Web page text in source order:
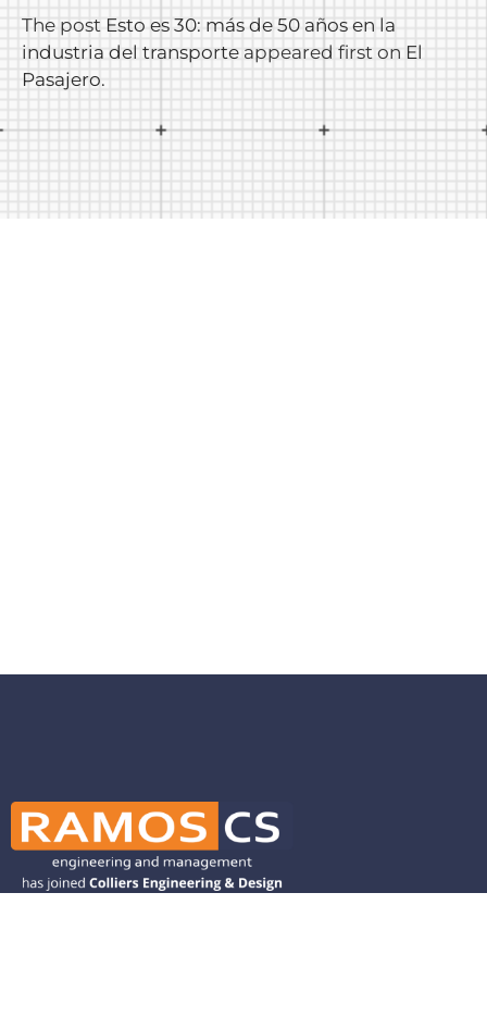
The post Esto es 30: más de 50 años en la
industria del transporte appeared first on El
Pasajero.